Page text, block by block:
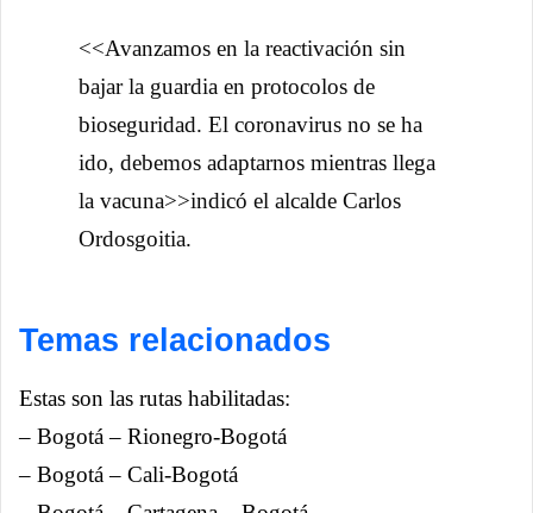
<<Avanzamos en la reactivación sin
bajar la guardia en protocolos de
bioseguridad. El coronavirus no se ha
ido, debemos adaptarnos mientras llega
la vacuna>>indicó el alcalde Carlos
Ordosgoitia.
Temas relacionados
Estas son las rutas habilitadas:
– Bogotá – Rionegro-Bogotá
– Bogotá – Cali-Bogotá